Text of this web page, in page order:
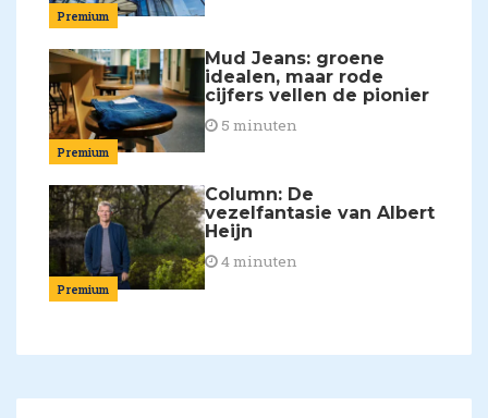
Premium
Premium
Mud Jeans: groene
idealen, maar rode
cijfers vellen de pionier
5 minuten
Premium
Column: De
vezelfantasie van Albert
Heijn
4 minuten